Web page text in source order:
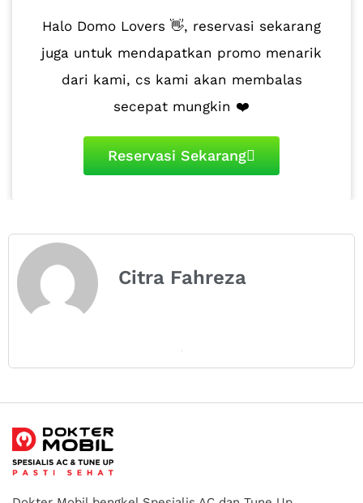
Halo Domo Lovers 👋, reservasi sekarang
juga untuk mendapatkan promo menarik
dari kami, cs kami akan membalas
secepat mungkin ❤️
Reservasi Sekarang
Citra Fahreza